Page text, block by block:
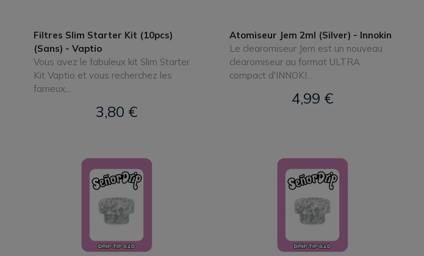
Filtres Slim Starter Kit (10pcs)
(Sans) - Vaptio
Vous avez le fabuleux kit Slim Starter
Kit Vaptio et vous recherchez les
fameux...
3,80 €
Atomiseur Jem 2ml (Silver) - Innokin
Le clearomiseur Jem est un nouveau
clearomiseur au format ULTRA
compact d'INNOKI...
4,99 €